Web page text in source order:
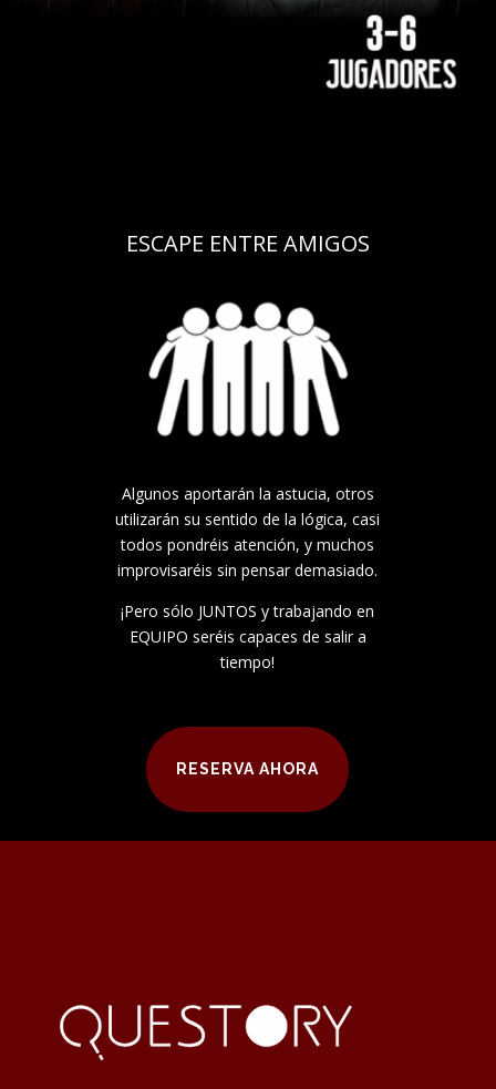
ESCAPE ENTRE AMIGOS
Algunos aportarán la astucia, otros
utilizarán su sentido de la lógica, casi
todos pondréis atención, y muchos
improvisaréis sin pensar demasiado.
¡Pero sólo JUNTOS y trabajando en
EQUIPO seréis capaces de salir a
tiempo!
RESERVA AHORA